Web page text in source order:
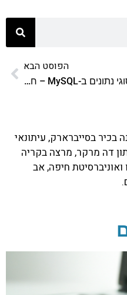
הפוסט הבא
סוגי נתונים ב-MySQL – חלק ב'
בכיר בסייברארק, עיתונאי
דה מרקר, מרצה בקריה
חיפה, אב